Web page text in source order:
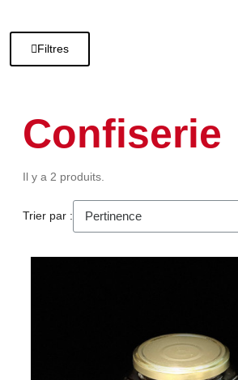
Filtres
Confiserie
Il y a 2 produits.
Trier par :